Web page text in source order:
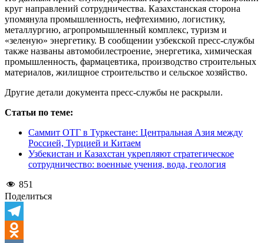
круг направлений сотрудничества. Казахстанская сторона
упомянула промышленность, нефтехимию, логистику,
металлургию, агропромышленный комплекс, туризм и
«зеленую» энергетику. В сообщении узбекской пресс-службы
также названы автомобилестроение, энергетика, химическая
промышленность, фармацевтика, производство строительных
материалов, жилищное строительство и сельское хозяйство.
Другие детали документа пресс-службы не раскрыли.
Статьи по теме:
Саммит ОТГ в Туркестане: Центральная Азия между
Россией, Турцией и Китаем
Узбекистан и Казахстан укрепляют стратегическое
сотрудничество: военные учения, вода, геология
851
Поделиться
Telegram